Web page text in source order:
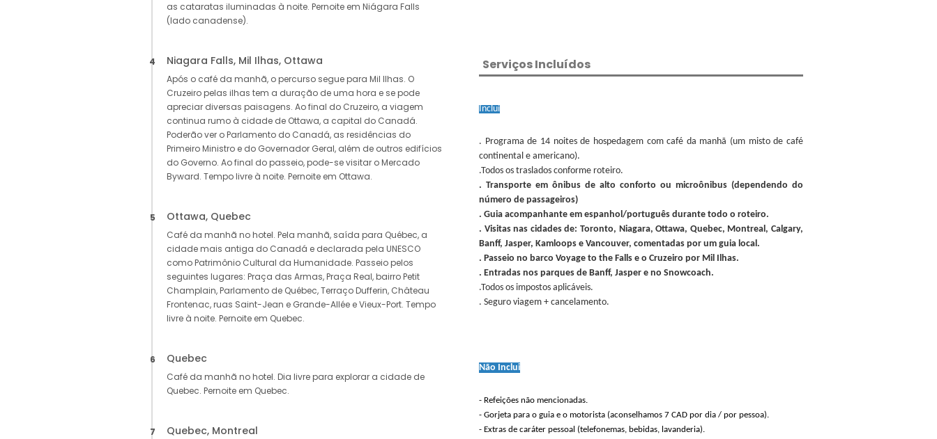
as cataratas iluminadas à noite. Pernoite em Niágara Falls
(lado canadense).
4 Niagara Falls, Mil Ilhas, Ottawa
Após o café da manhã, o percurso segue para Mil Ilhas. O
Cruzeiro pelas ilhas tem a duração de uma hora e se pode
apreciar diversas paisagens. Ao final do Cruzeiro, a viagem
continua rumo à cidade de Ottawa, a capital do Canadá.
Poderão ver o Parlamento do Canadá, as residências do
Primeiro Ministro e do Governador Geral, além de outros edifícios
do Governo. Ao final do passeio, pode-se visitar o Mercado
Byward. Tempo livre à noite. Pernoite em Ottawa.
5 Ottawa, Quebec
Café da manhã no hotel. Pela manhã, saída para Québec, a
cidade mais antiga do Canadá e declarada pela UNESCO
como Patrimônio Cultural da Humanidade. Passeio pelos
seguintes lugares: Praça das Armas, Praça Real, bairro Petit
Champlain, Parlamento de Québec, Terraço Dufferin, Château
Frontenac, ruas Saint-Jean e Grande-Allée e Vieux-Port. Tempo
livre à noite. Pernoite em Quebec.
6 Quebec
Café da manhã no hotel. Dia livre para explorar a cidade de
Quebec. Pernoite em Quebec.
7 Quebec, Montreal
Serviços Incluídos
Inclui
. Programa de 14 noites de hospedagem com café da manhã (um misto de café
continental e americano).
.Todos os traslados conforme roteiro.
. Transporte em ônibus de alto conforto ou microônibus (dependendo do
número de passageiros)
. Guia acompanhante em espanhol/português durante todo o roteiro.
. Visitas nas cidades de: Toronto, Niagara, Ottawa, Quebec, Montreal, Calgary,
Banff, Jasper, Kamloops e Vancouver, comentadas por um guia local.
. Passeio no barco Voyage to the Falls e o Cruzeiro por Mil Ilhas.
. Entradas nos parques de Banff, Jasper e no Snowcoach.
.Todos os impostos aplicáveis.
. Seguro viagem + cancelamento.
Não Inclui
- Refeições não mencionadas.
- Gorjeta para o guia e o motorista (aconselhamos 7 CAD por dia / por pessoa).
- Extras de caráter pessoal (telefonemas, bebidas, lavanderia).